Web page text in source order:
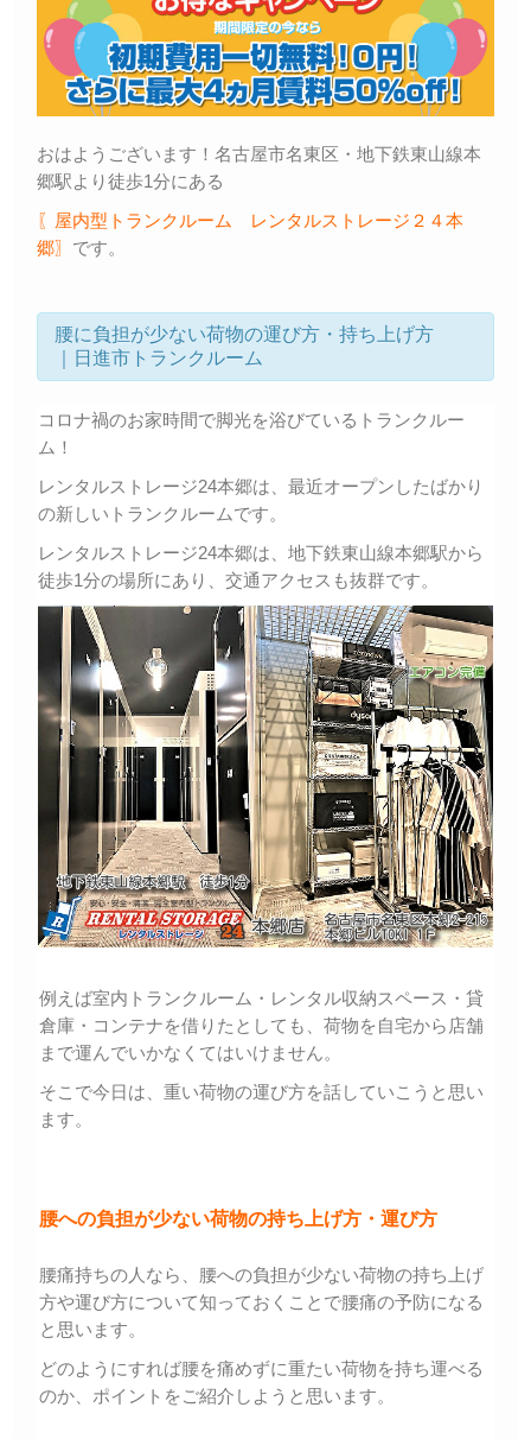
おはようございます！名古屋市名東区・地下鉄東山線本
郷駅より徒歩1分にある
〖屋内型トランクルーム レンタルストレージ２４本
郷〗 です。
腰に負担が少ない荷物の運び方・持ち上げ方
｜日進市トランクルーム
コロナ禍のお家時間で脚光を浴びているトランクルー
ム！
レンタルストレージ24本郷は、最近オープンしたばかり
の新しいトランクルームです。
レンタルストレージ24本郷は、地下鉄東山線本郷駅から
徒歩1分の場所にあり、交通アクセスも抜群です。
例えば室内トランクルーム・レンタル収納スペース・貸
倉庫・コンテナを借りたとしても、荷物を自宅から店舗
まで運んでいかなくてはいけません。
そこで今日は、重い荷物の運び方を話していこうと思い
ます。
腰への負担が少ない荷物の持ち上げ方・運び方
腰痛持ちの人なら、腰への負担が少ない荷物の持ち上げ
方や運び方について知っておくことで腰痛の予防になる
と思います。
どのようにすれば腰を痛めずに重たい荷物を持ち運べる
のか、ポイントをご紹介しようと思います。